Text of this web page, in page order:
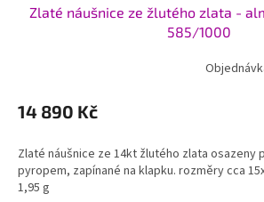
Zlaté náušnice ze žlutého zlata -
585/1000
14 890 Kč
Zlaté náušnice ze 14kt žlutého zlata osazeny
pyropem, zapínané na klapku. rozměry cca
1,95 g